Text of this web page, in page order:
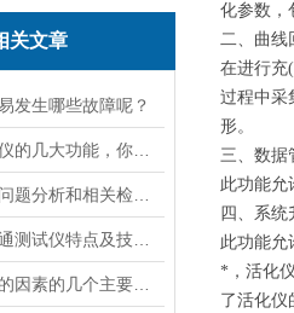
关文章
发生哪些故障呢？
化参数，
二、曲线
在进行充
过程中采
形。
三、数据
此功能允
四、系统
此功能允
*，活化
了活化仪